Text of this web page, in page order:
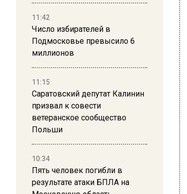
11:42
Число избирателей в
Подмосковье превысило 6
миллионов
11:15
Саратовский депутат Калинин
призвал к совести
ветеранское сообщество
Польши
10:34
Пять человек погибли в
результате атаки БПЛА на